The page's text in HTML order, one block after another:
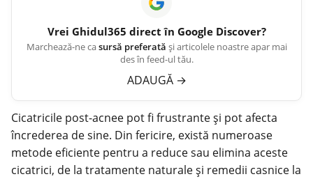
Vrei Ghidul365 direct în Google Discover?
Marchează-ne casursă preferată și articolele noastre apar mai
des în feed-ul tău.
ADAUGĂ →
Cicatricile post-acnee pot fi frustrante și pot afecta
încrederea de sine. Din fericire, există numeroase
metode eficiente pentru a reduce sau elimina aceste
cicatrici, de la tratamente naturale și remedii casnice la